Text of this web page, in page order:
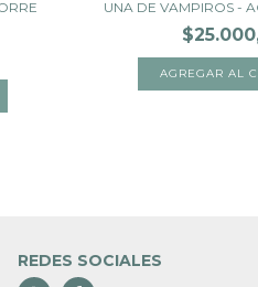
UNA DE VAMPIROS -
REDES SOCIALES